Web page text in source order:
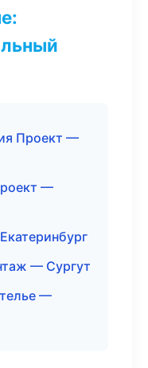
Проект —
—
— Сургут
—